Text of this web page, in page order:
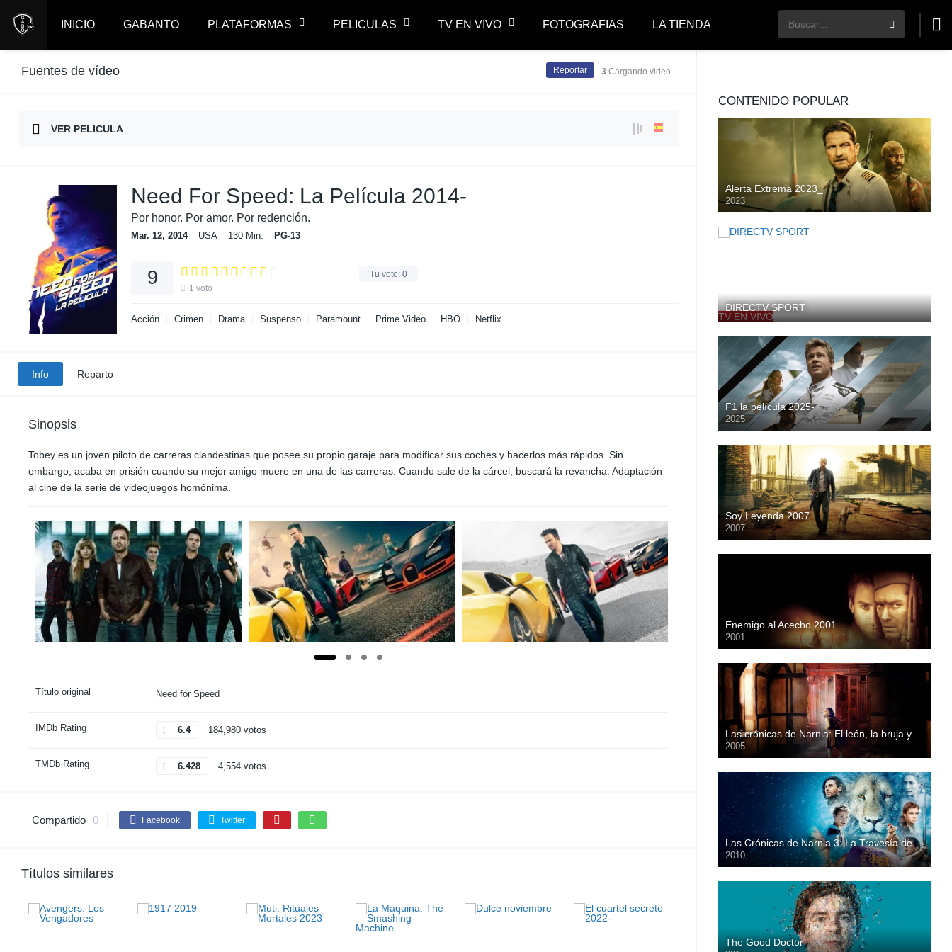
INICIO GABANTO PLATAFORMAS PELICULAS TV EN VIVO FOTOGRAFIAS LA TIENDA
Fuentes de vídeo 3 Cargando video..
Reportar
VER PELICULA
Need For Speed: La Película 2014-
Por honor. Por amor. Por redención.
Mar. 12, 2014 USA 130 Min. PG-13
Tu voto: 0
9 1 voto
Acción Crimen Drama Suspenso Paramount Prime Video HBO Netflix
Info Reparto
Sinopsis
Tobey es un joven piloto de carreras clandestinas que posee su propio garaje para modificar sus coches y hacerlos más rápidos. Sin
embargo, acaba en prisión cuando su mejor amigo muere en una de las carreras. Cuando sale de la cárcel, buscará la revancha. Adaptación
al cine de la serie de videojuegos homónima.
Título original Need for Speed
IMDb Rating 6.4 184,980 votos
TMDb Rating 6.428 4,554 votos
Compartido 0 Facebook Twitter
Títulos similares
CONTENIDO POPULAR
Alerta Extrema 2023_
2023
HD
DIRECTV SPORT
TV EN VIVO
F1 la película 2025-
2025
HD
Soy Leyenda 2007
2007
HD
Enemigo al Acecho 2001
2001
HD
2005
HD
Las Crónicas de Narnia 3: La Travesía del Viajero del Alba
2010
HD
The Good Doctor